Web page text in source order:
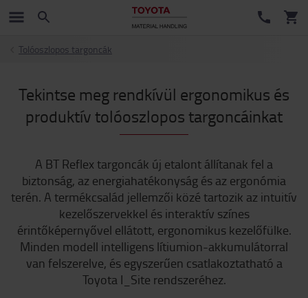
Tolóoszlopos targoncák
Tekintse meg rendkívül ergonomikus és
produktív tolóoszlopos targoncáinkat
A BT Reflex targoncák új etalont állítanak fel a
biztonság, az energiahatékonyság és az ergonómia
terén. A termékcsalád jellemzői közé tartozik az intuitív
kezelőszervekkel és interaktív színes
érintőképernyővel ellátott, ergonomikus kezelőfülke.
Minden modell intelligens lítiumion-akkumulátorral
van felszerelve, és egyszerűen csatlakoztatható a
Toyota I_Site rendszeréhez.